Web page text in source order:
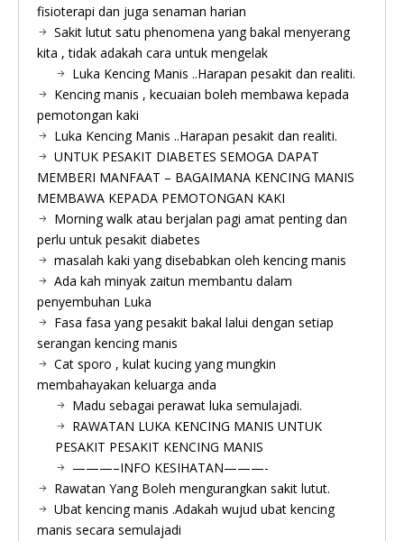
fisioterapi dan juga senaman harian
Sakit lutut satu phenomena yang bakal menyerang
kita , tidak adakah cara untuk mengelak
Luka Kencing Manis ..Harapan pesakit dan realiti.
Kencing manis , kecuaian boleh membawa kepada
pemotongan kaki
Luka Kencing Manis ..Harapan pesakit dan realiti.
UNTUK PESAKIT DIABETES SEMOGA DAPAT
MEMBERI MANFAAT – BAGAIMANA KENCING MANIS
MEMBAWA KEPADA PEMOTONGAN KAKI
Morning walk atau berjalan pagi amat penting dan
perlu untuk pesakit diabetes
masalah kaki yang disebabkan oleh kencing manis
Ada kah minyak zaitun membantu dalam
penyembuhan Luka
Fasa fasa yang pesakit bakal lalui dengan setiap
serangan kencing manis
Cat sporo , kulat kucing yang mungkin
membahayakan keluarga anda
Madu sebagai perawat luka semulajadi.
RAWATAN LUKA KENCING MANIS UNTUK
PESAKIT PESAKIT KENCING MANIS
———–INFO KESIHATAN———-
Rawatan Yang Boleh mengurangkan sakit lutut.
Ubat kencing manis .Adakah wujud ubat kencing
manis secara semulajadi